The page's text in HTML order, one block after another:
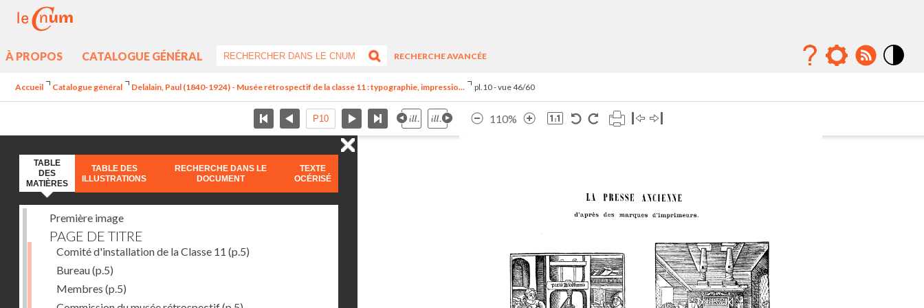
À PROPOS CATALOGUE GÉNÉRAL
RECHERCHE AVANCÉE
Accueil Catalogue général Delalain, Paul (1840-1924) - Musée rétrospectif de la classe 11 : typographie, impressio... pl.10 - vue 46/60
110%
TABLE
DES
MATIÈRES
TABLE DES
ILLUSTRATIONS
RECHERCHE DANS LE
DOCUMENT
TEXTE
OCÉRISÉ
Première image
PAGE DE TITRE
Comité d'installation de la Classe 11 (p.5)
Bureau(p.5)
Membres (p.5)